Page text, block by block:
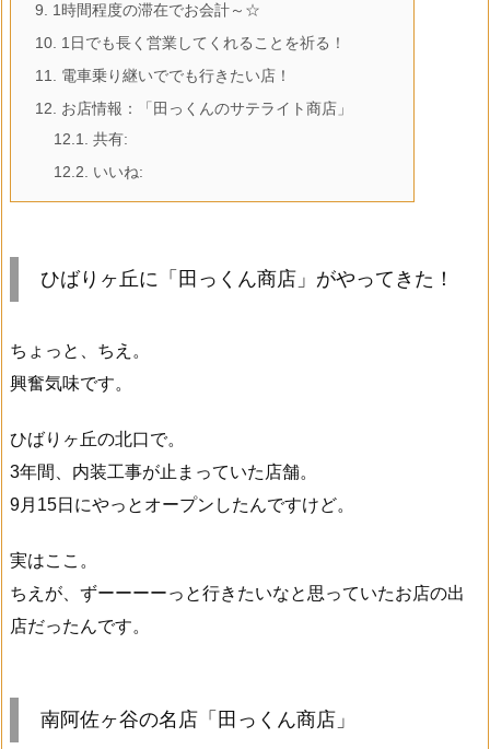
9. 1時間程度の滞在でお会計～☆
10. 1日でも長く営業してくれることを祈る！
11. 電車乗り継いででも行きたい店！
12. お店情報：「田っくんのサテライト商店」
12.1. 共有:
12.2. いいね:
ひばりヶ丘に「田っくん商店」がやってきた！
ちょっと、ちえ。
興奮気味です。
ひばりヶ丘の北口で。
3年間、内装工事が止まっていた店舗。
9月15日にやっとオープンしたんですけど。
実はここ。
ちえが、ずーーーーっと行きたいなと思っていたお店の出
店だったんです。
南阿佐ヶ谷の名店「田っくん商店」